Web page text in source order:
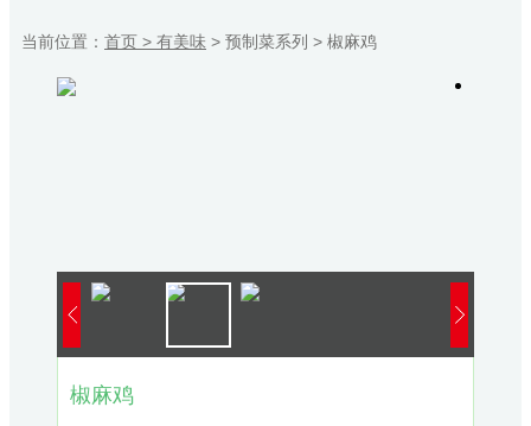
当前位置： 首页 > 有美味 > 预制菜系列 > 椒麻鸡
椒麻鸡